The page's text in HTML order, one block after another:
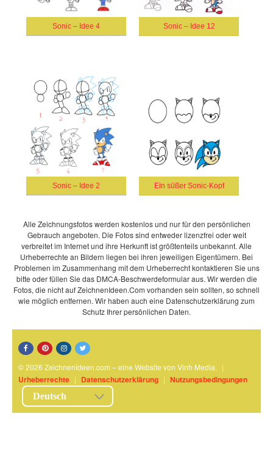
Sonic – Idee 4 Sonic – Idee 12
Sonic – Idee 2 Ein süßer Sonic-Kopf
Alle Zeichnungsfotos werden kostenlos und nur für den persönlichen
Gebrauch angeboten. Die Fotos sind entweder lizenzfrei oder weit
verbreitet im Internet und ihre Herkunft ist größtenteils unbekannt. Alle
Urheberrechte an Bildern liegen bei ihren jeweiligen Eigentümern. Bei
Problemen im Zusammenhang mit dem Urheberrecht kontaktieren Sie uns
bitte oder füllen Sie das DMCA-Beschwerdeformular aus. Wir werden die
Fotos, die nicht auf ZeichnenIdeen.Com vorhanden sein sollten, so schnell
wie möglich entfernen. Wir haben auch eine Datenschutzerklärung zum
Schutz Ihrer persönlichen Daten.
© 2026 ZeichnenIdeen.com – eine Website von Vinh Media. |
Urheberrechte | Datenschutzerklärung | Nutzungsbedingungen
Deutsch